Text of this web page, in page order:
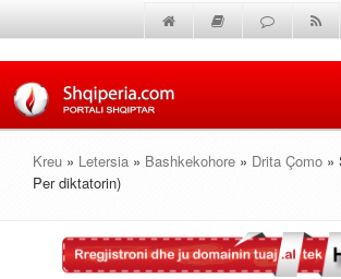
Kreu » Letersia » Bashkekohore » Drita Çomo »
Per diktatorin)